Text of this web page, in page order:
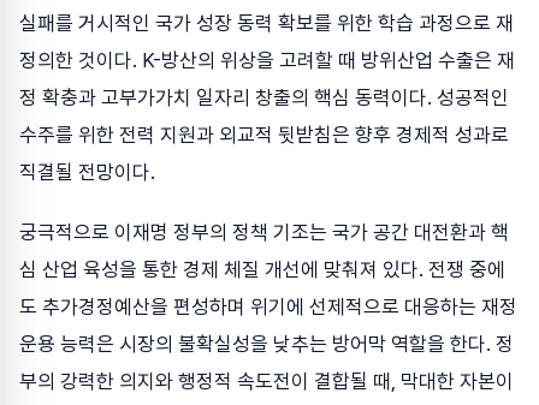
실패를 거시적인 국가 성장 동력 확보를 위한 학습 과정으로 재
정의한 것이다. K-방산의 위상을 고려할 때 방위산업 수출은 재
정 확충과 고부가가치 일자리 창출의 핵심 동력이다. 성공적인
수주를 위한 전력 지원과 외교적 뒷받침은 향후 경제적 성과로
직결될 전망이다.
궁극적으로 이재명 정부의 정책 기조는 국가 공간 대전환과 핵
심 산업 육성을 통한 경제 체질 개선에 맞춰져 있다. 전쟁 중에
도 추가경정예산을 편성하며 위기에 선제적으로 대응하는 재정
운용 능력은 시장의 불확실성을 낮추는 방어막 역할을 한다. 정
부의 강력한 의지와 행정적 속도전이 결합될 때, 막대한 자본이